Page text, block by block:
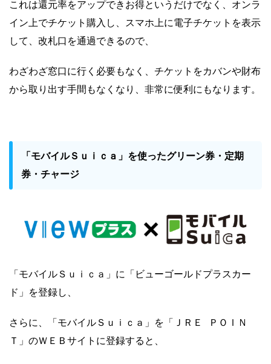
これは還元率をアップできお得というだけでなく、オンラ
イン上でチケット購入し、スマホ上に電子チケットを表示
して、改札口を通過できるので、
わざわざ窓口に行く必要もなく、チケットをカバンや財布
から取り出す手間もなくなり、非常に便利にもなります。
「モバイルＳｕｉｃａ」を使ったグリーン券・ 定期
券・チャージ
「モバイルＳｕｉｃａ」に「ビューゴールドプラスカー
ド」を登録し、
さらに、「モバイルＳｕｉｃａ」を「ＪＲＥ ＰＯＩＮ
Ｔ」のＷＥＢサイトに登録すると、